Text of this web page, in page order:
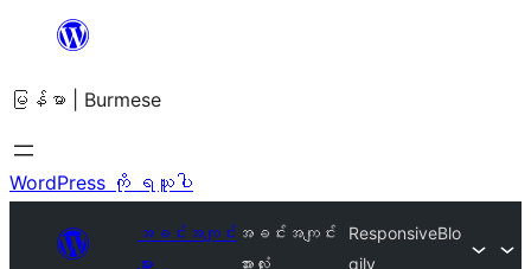
အကြောင်းအရာ
ကျော်သွား
ရန်
မြန်မာ | Burmese
WordPress ကို ရယူပါ
အခင်းအကျင်း
များ
အခင်းအကျင်း
အားလုံး
ResponsiveBlo
gily